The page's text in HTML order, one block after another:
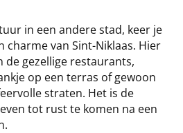
in een andere stad, keer je
charme van Sint-Niklaas. Hier
de gezellige restaurants,
op een terras of gewoon
straten. Het is de
tot rust te komen na een